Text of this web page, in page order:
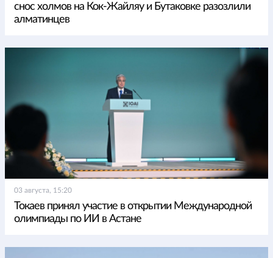
снос холмов на Кок-Жайляу и Бутаковке разозлили
алматинцев
03 августа, 15:20
Токаев принял участие в открытии Международной
олимпиады по ИИ в Астане